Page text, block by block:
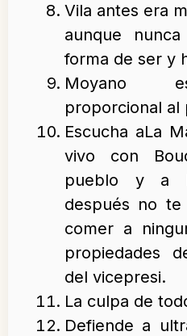
Vila antes era
aunque
forma de ser y
Moyano
proporcional al
Escucha aLa
vivo con
pueblo y a
después no
comer a
propiedades
del vicepresi.
La culpa de
Defiende a